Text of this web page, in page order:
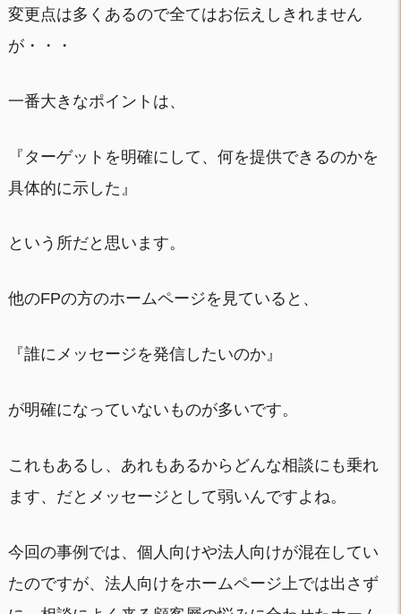
変更点は多くあるので全てはお伝えしきれません
が・・・
一番大きなポイントは、
『ターゲットを明確にして、何を提供できるのかを
具体的に示した』
という所だと思います。
他のFPの方のホームページを見ていると、
『誰にメッセージを発信したいのか』
が明確になっていないものが多いです。
これもあるし、あれもあるからどんな相談にも乗れ
ます、だとメッセージとして弱いんですよね。
今回の事例では、個人向けや法人向けが混在してい
たのですが、法人向けをホームページ上では出さず